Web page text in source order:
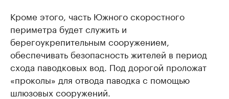
Кроме этого, часть Южного скоростного
периметра будет служить и
берегоукрепительным сооружением,
обеспечивать безопасность жителей в период
схода паводковых вод. Под дорогой проложат
«проколы» для отвода паводка с помощью
шлюзовых сооружений.